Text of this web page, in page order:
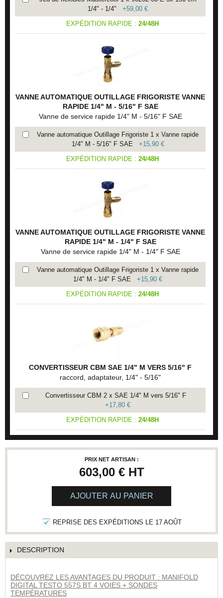
1/4" - 1/4" +59,00 €
EXPÉDITION RAPIDE : 24/48H
VANNE AUTOMATIQUE OUTILLAGE FRIGORISTE VANNE
RAPIDE 1/4" M - 5/16" F SAE
Vanne de service rapide 1/4" M - 5/16" F SAE
Vanne automatique Outillage Frigoriste 1 x Vanne rapide
1/4" M - 5/16" F SAE +15,90 €
EXPÉDITION RAPIDE : 24/48H
VANNE AUTOMATIQUE OUTILLAGE FRIGORISTE VANNE
RAPIDE 1/4" M - 1/4" F SAE
Vanne de service rapide 1/4" M - 1/4" F SAE
Vanne automatique Outillage Frigoriste 1 x Vanne rapide
1/4" M - 1/4" F SAE +15,90 €
EXPÉDITION RAPIDE : 24/48H
CONVERTISSEUR CBM SAE 1/4" M VERS 5/16" F
raccord, adaptateur, 1/4" - 5/16"
Convertisseur CBM 2 x SAE 1/4" M vers 5/16" F
+17,80 €
EXPÉDITION RAPIDE : 24/48H
PRIX NET ARTISAN :
603,00 €HT
AJOUTER AU PANIER
REPRISE DES EXPÉDITIONS LE 17 AOÛT
DESCRIPTION
DÉCOUVREZ LES AVANTAGES DU PRODUIT : MANIFOLD
DIGITAL TESTO 557S BT 4 VOIES + SONDES
TEMPÉRATURES